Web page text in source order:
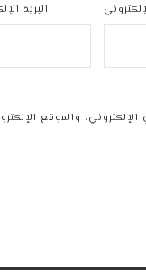
البريد
والموقع